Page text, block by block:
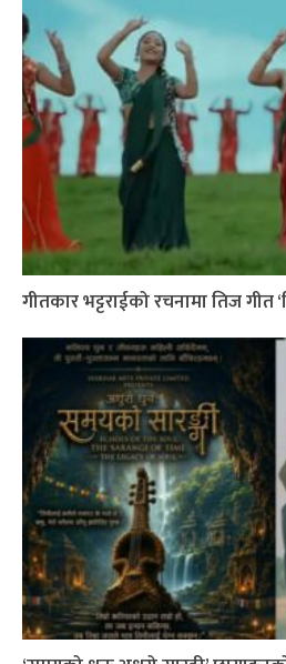
गीतकार भट्टराईको रचनामा तिज गीत